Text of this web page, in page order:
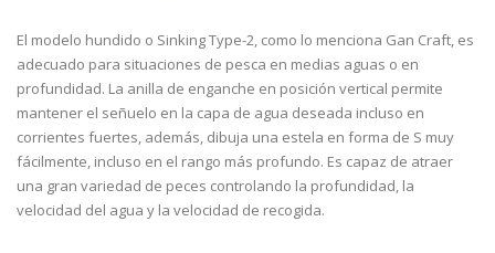
El modelo hundido o Sinking Type-2, como lo menciona Gan Craft, es
adecuado para situaciones de pesca en medias aguas o en
profundidad. La anilla de enganche en posición vertical permite
mantener el señuelo en la capa de agua deseada incluso en
corrientes fuertes, además, dibuja una estela en forma de S muy
fácilmente, incluso en el rango más profundo. Es capaz de atraer
una gran variedad de peces controlando la profundidad, la
velocidad del agua y la velocidad de recogida.